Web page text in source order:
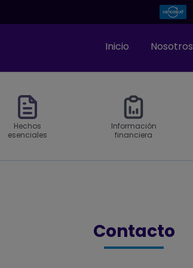
Inicio Nosotros
Hechos
esenciales
Información
financiera
Contacto